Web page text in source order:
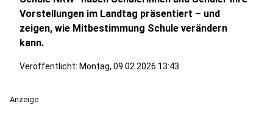
Vorstellungen im Landtag präsentiert – und
zeigen, wie Mitbestimmung Schule verändern
kann.
Veröffentlicht: Montag, 09.02.2026 13:43
Anzeige